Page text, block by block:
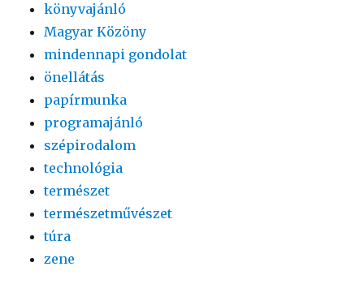
könyvajánló
Magyar Közöny
mindennapi gondolat
önellátás
papírmunka
programajánló
szépirodalom
technológia
természet
természetművészet
túra
zene